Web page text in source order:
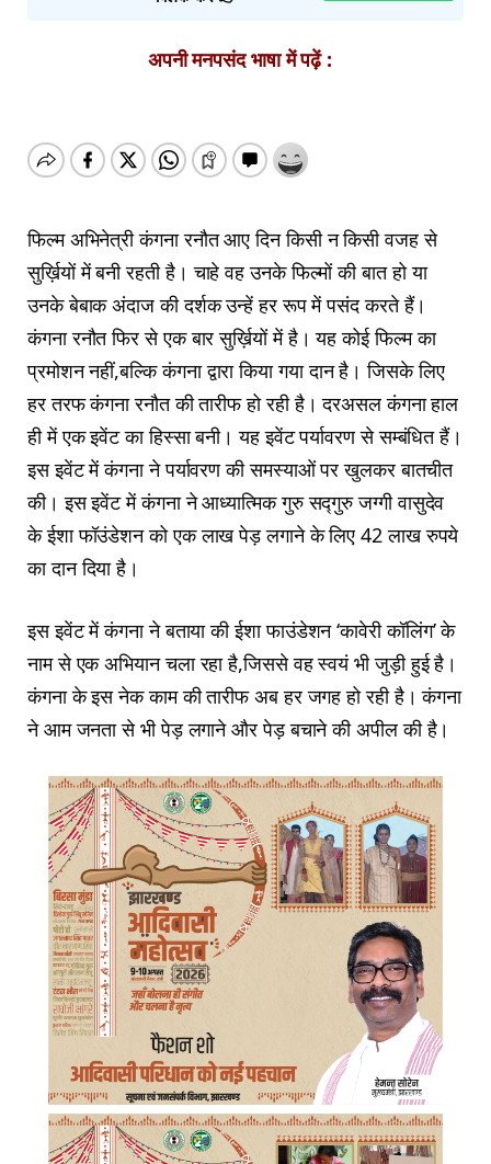
अपनी मनपसंद भाषा में पढ़ें :
फिल्म अभिनेत्री कंगना रनौत आए दिन किसी न किसी वजह से
सुर्ख़ियों में बनी रहती है। चाहे वह उनके फिल्मों की बात हो या
उनके बेबाक अंदाज की दर्शक उन्हें हर रूप में पसंद करते हैं।
कंगना रनौत फिर से एक बार सुर्ख़ियों में है। यह कोई फिल्म का
प्रमोशन नहीं,बल्कि कंगना द्वारा किया गया दान है। जिसके लिए
हर तरफ कंगना रनौत की तारीफ हो रही है। दरअसल कंगना हाल
ही में एक इवेंट का हिस्सा बनी। यह इवेंट पर्यावरण से सम्बंधित हैं।
इस इवेंट में कंगना ने पर्यावरण की समस्याओं पर खुलकर बातचीत
की। इस इवेंट में कंगना ने आध्यात्मिक गुरु सद्गुरु जग्गी वासुदेव
के ईशा फॉउंडेशन को एक लाख पेड़ लगाने के लिए 42 लाख रुपये
का दान दिया है।
इस इवेंट में कंगना ने बताया की ईशा फाउंडेशन ‘कावेरी कॉलिंग’ के
नाम से एक अभियान चला रहा है,जिससे वह स्वयं भी जुड़ी हुई है।
कंगना के इस नेक काम की तारीफ अब हर जगह हो रही है। कंगना
ने आम जनता से भी पेड़ लगाने और पेड़ बचाने की अपील की है।